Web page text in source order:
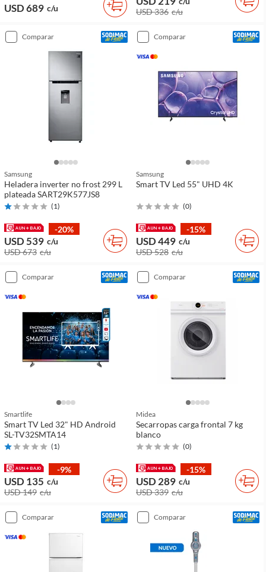
USD 689 c/u
USD 336 c/u
comparar
Samsung
Heladera inverter no frost 299 L
plateada SART29K577JS8
(1)
-20%
USD 539 c/u
USD 673 c/u
comparar
Samsung
Smart TV Led 55" UHD 4K
(0)
-15%
USD 449 c/u
USD 528 c/u
comparar
Smartlife
Smart TV Led 32" HD Android
SL-TV32SMTA14
(1)
-9%
USD 135 c/u
USD 149 c/u
comparar
Midea
Secarropas carga frontal 7 kg
blanco
(0)
-15%
USD 289 c/u
USD 339 c/u
comparar comparar